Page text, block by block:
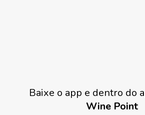
Baixe o app e dentro do
Wine Point